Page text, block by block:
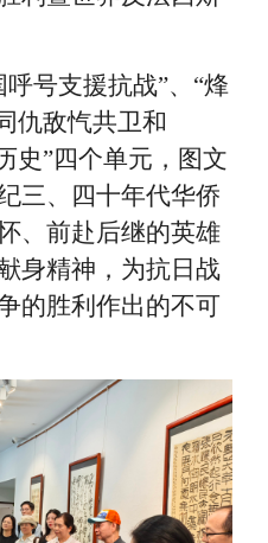
呼号支援抗战”、“烽
仇敌忾共卫和
史”四个单元，图文
三、四十年代华侨
、前赴后继的英雄
身精神，为抗日战
的胜利作出的不可